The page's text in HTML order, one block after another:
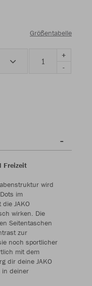
Größentabelle
+
-
Freizeit
wird
im
JAKO
wirken. Die
Seitentaschen
zur
noch sportlicher
mit dem
dir deine JAKO
in deiner